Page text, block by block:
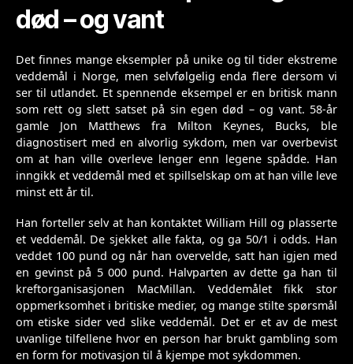
død – og vant
Det finnes mange eksempler på unike og til tider ekstreme
veddemål i Norge, men selvfølgelig enda flere dersom vi
ser til utlandet. Et spennende eksempel er en britisk mann
som rett og slett satset på sin egen død – og vant. 58-år
gamle Jon Matthews fra Milton Keynes, Bucks, ble
diagnostisert med en alvorlig sykdom, men var overbevist
om at han ville overleve lenger enn legene spådde. Han
inngikk et veddemål med et spillselskap om at han ville leve
minst ett år til.
Han forteller selv at han kontaktet William Hill og plasserte
et veddemål. De sjekket alle fakta, og ga 50/1 i odds. Han
veddet 100 pund og når han overvelde, satt han igjen med
en gevinst på 5 000 pund. Halvparten av dette ga han til
kreftorganisasjonen MacMillan. Veddemålet fikk stor
oppmerksomhet i britiske medier, og mange stilte spørsmål
om etiske sider ved slike veddemål. Det er et av de mest
uvanlige tilfellene hvor en person har brukt gambling som
en form for motivasjon til å kjempe mot sykdommen.